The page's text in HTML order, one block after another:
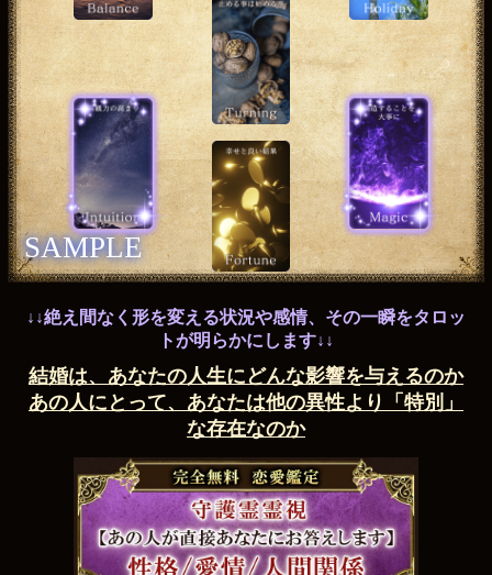
SAMPLE
↓↓絶え間なく形を変える状況や感情、その一瞬をタロッ
トが明らかにします↓↓
結婚は、あなたの人生にどんな影響を与えるのか
あの人にとって、あなたは他の異性より「特別」
な存在なのか